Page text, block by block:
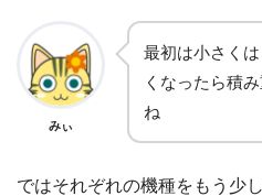
みぃ
最初は小さく
くなったら積
ね
ではそれぞれの機種をもう少